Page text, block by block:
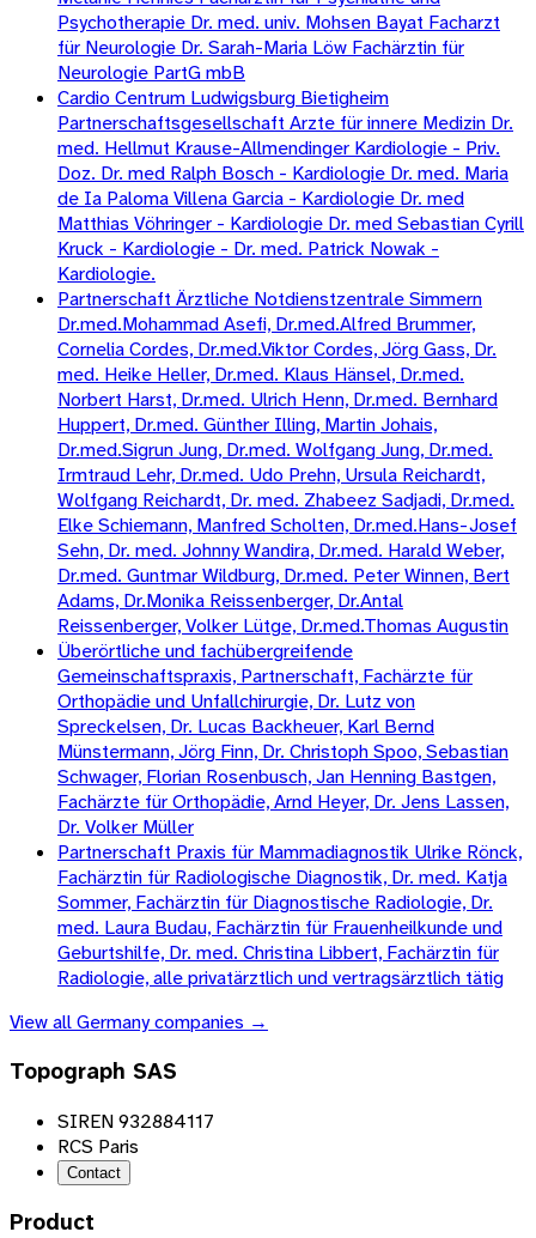
Psychotherapie Dr. med. univ. Mohsen Bayat Facharzt
für Neurologie Dr. Sarah-Maria Löw Fachärztin für
Neurologie PartG mbB
Cardio Centrum Ludwigsburg Bietigheim
Partnerschaftsgesellschaft Arzte für innere Medizin Dr.
med. Hellmut Krause-Allmendinger Kardiologie - Priv.
Doz. Dr. med Ralph Bosch - Kardiologie Dr. med. Maria
de Ia Paloma Villena Garcia - Kardiologie Dr. med
Matthias Vöhringer - Kardiologie Dr. med Sebastian Cyrill
Kruck - Kardiologie - Dr. med. Patrick Nowak -
Kardiologie.
Partnerschaft Ärztliche Notdienstzentrale Simmern
Dr.med.Mohammad Asefi, Dr.med.Alfred Brummer,
Cornelia Cordes, Dr.med.Viktor Cordes, Jörg Gass, Dr.
med. Heike Heller, Dr.med. Klaus Hänsel, Dr.med.
Norbert Harst, Dr.med. Ulrich Henn, Dr.med. Bernhard
Huppert, Dr.med. Günther Illing, Martin Johais,
Dr.med.Sigrun Jung, Dr.med. Wolfgang Jung, Dr.med.
Irmtraud Lehr, Dr.med. Udo Prehn, Ursula Reichardt,
Wolfgang Reichardt, Dr. med. Zhabeez Sadjadi, Dr.med.
Elke Schiemann, Manfred Scholten, Dr.med.Hans-Josef
Sehn, Dr. med. Johnny Wandira, Dr.med. Harald Weber,
Dr.med. Guntmar Wildburg, Dr.med. Peter Winnen, Bert
Adams, Dr.Monika Reissenberger, Dr.Antal
Reissenberger, Volker Lütge, Dr.med.Thomas Augustin
Überörtliche und fachübergreifende
Gemeinschaftspraxis, Partnerschaft, Fachärzte für
Orthopädie und Unfallchirurgie, Dr. Lutz von
Spreckelsen, Dr. Lucas Backheuer, Karl Bernd
Münstermann, Jörg Finn, Dr. Christoph Spoo, Sebastian
Schwager, Florian Rosenbusch, Jan Henning Bastgen,
Fachärzte für Orthopädie, Arnd Heyer, Dr. Jens Lassen,
Dr. Volker Müller
Partnerschaft Praxis für Mammadiagnostik Ulrike Rönck,
Fachärztin für Radiologische Diagnostik, Dr. med. Katja
Sommer, Fachärztin für Diagnostische Radiologie, Dr.
med. Laura Budau, Fachärztin für Frauenheilkunde und
Geburtshilfe, Dr. med. Christina Libbert, Fachärztin für
Radiologie, alle privatärztlich und vertragsärztlich tätig
View allGermanycompanies →
Topograph SAS
SIREN 932884117
RCS Paris
Contact
Product